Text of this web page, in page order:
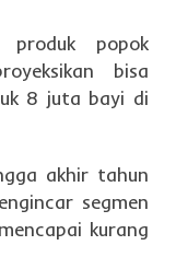
produk popok
bisa
8 juta bayi di
akhir tahun
segmen
kurang